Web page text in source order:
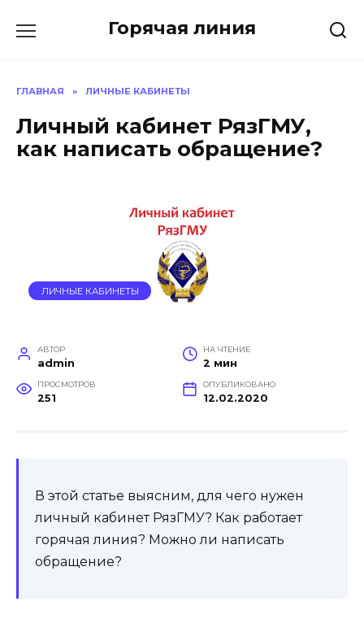
Горячая линия
ГЛАВНАЯ » ЛИЧНЫЕ КАБИНЕТЫ
Личный кабинет РязГМУ,
как написать обращение?
ЛИЧНЫЕ КАБИНЕТЫ
АВТОР
admin
НА ЧТЕНИЕ
2 мин
ПРОСМОТРОВ
251
ОПУБЛИКОВАНО
12.02.2020
В этой статье выясним, для чего нужен
личный кабинет РязГМУ? Как работает
горячая линия? Можно ли написать
обращение?